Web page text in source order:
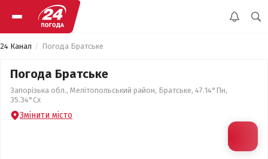
24 Канал Погода Братське
Погода Братське
Запорізька обл., Мелітопольський район, Братське, 47.14°Пн,
35.34°Сх
Змінити місто